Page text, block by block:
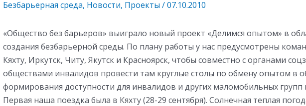
Безбарьерная среда, Новости, Проекты /07.10.2010
«Общество без барьеров» выиграло новый проект «Делимся опытом» в
создания безбарьерной среды. По плану работы у нас предусмотрены
Кяхту, Иркутск, Читу, Якутск и Красноярск, чтобы совместно с органами
обществами инвалидов провести там круглые столы по обмену опытом в
формирования доступности для инвалидов и других маломобильных групп
Первая наша поездка была в Кяхту (28-29 сентября). Солнечная теплая